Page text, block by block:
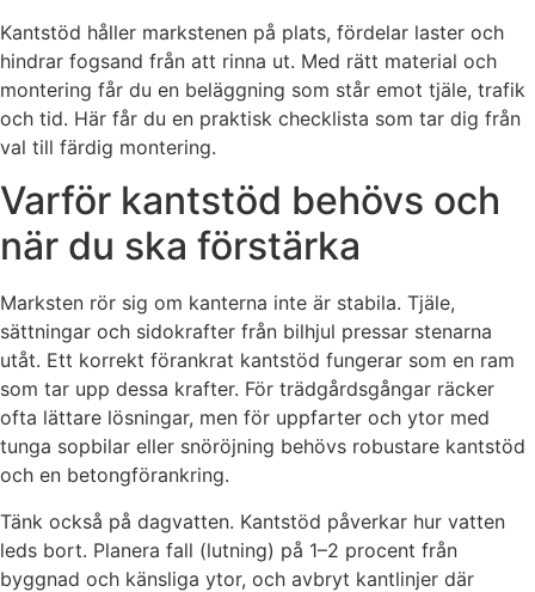
Kantstöd håller markstenen på plats, fördelar laster och
hindrar fogsand från att rinna ut. Med rätt material och
montering får du en beläggning som står emot tjäle, trafik
och tid. Här får du en praktisk checklista som tar dig från
val till färdig montering.
Varför kantstöd behövs och
när du ska förstärka
Marksten rör sig om kanterna inte är stabila. Tjäle,
sättningar och sidokrafter från bilhjul pressar stenarna
utåt. Ett korrekt förankrat kantstöd fungerar som en ram
som tar upp dessa krafter. För trädgårdsgångar räcker
ofta lättare lösningar, men för uppfarter och ytor med
tunga sopbilar eller snöröjning behövs robustare kantstöd
och en betongförankring.
Tänk också på dagvatten. Kantstöd påverkar hur vatten
leds bort. Planera fall (lutning) på 1–2 procent från
byggnad och känsliga ytor, och avbryt kantlinjer där